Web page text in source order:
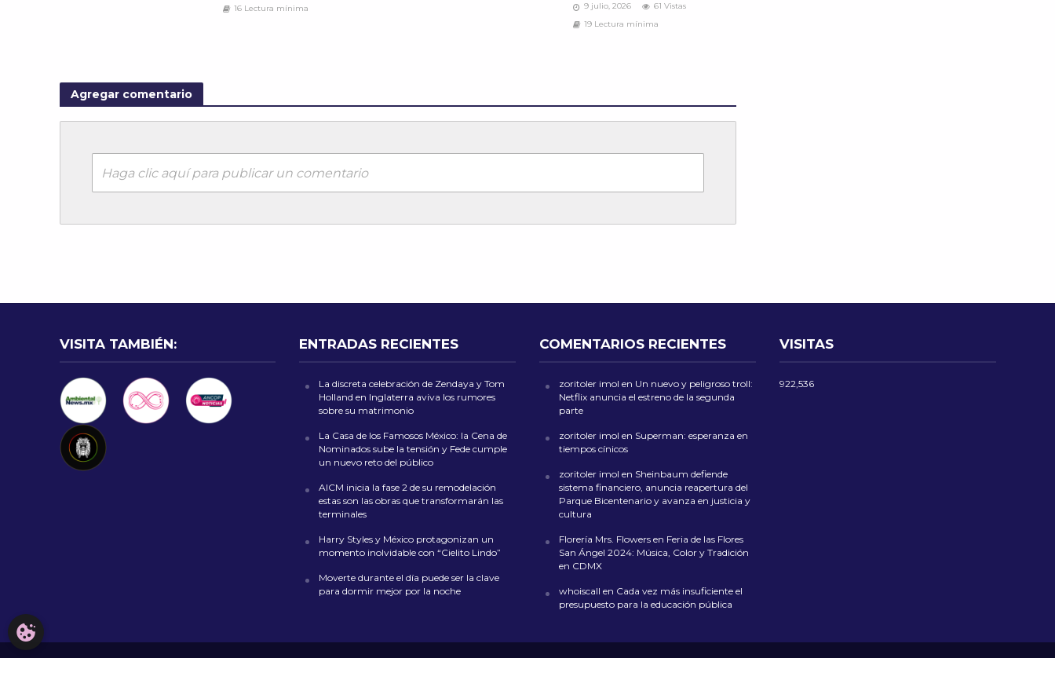
16 Lectura mínima
9 julio, 2026
61 Vistas
19 Lectura mínima
Agregar comentario
Haga clic aquí para publicar un comentario
VISITA TAMBIÉN: ENTRADAS RECIENTES
La discreta celebración de Zendaya y Tom
Holland en Inglaterra aviva los rumores
sobre su matrimonio
La Casa de los Famosos México: la Cena de
Nominados sube la tensión y Fede cumple
un nuevo reto del público
AICM inicia la fase 2 de su remodelación
estas son las obras que transformarán las
terminales
Harry Styles y México protagonizan un
momento inolvidable con “Cielito Lindo”
Moverte durante el día puede ser la clave
para dormir mejor por la noche
COMENTARIOS RECIENTES
zoritoler imol en Un nuevo y peligroso troll:
Netflix anuncia el estreno de la segunda
parte
zoritoler imol en Superman: esperanza en
tiempos cínicos
zoritoler imol en Sheinbaum defiende
sistema financiero, anuncia reapertura del
Parque Bicentenario y avanza en justicia y
cultura
Florería Mrs. Flowers en Feria de las Flores
San Ángel 2024: Música, Color y Tradición
en CDMX
whoiscall en Cada vez más insuficiente el
presupuesto para la educación pública
VISITAS
922,536
CONFIGURACIÓN DE COOKIES